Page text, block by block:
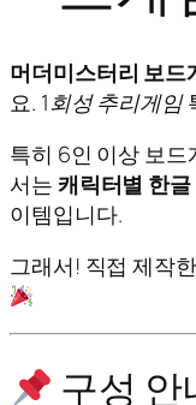
머더미스터리 보드
요. 1회성 추리게임
특히 6인 이상 보
서는 캐릭터별 한
이템입니다.
그래서! 직접 제작한
구성 안